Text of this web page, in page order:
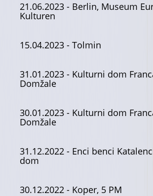
21.06.2023 - Berlin, Museum
Kulturen
15.04.2023 - Tolmin
31.01.2023 - Kulturni dom
Domžale
30.01.2023 - Kulturni dom
Domžale
31.12.2022 - Enci benci
dom
30.12.2022 - Koper, 5 PM